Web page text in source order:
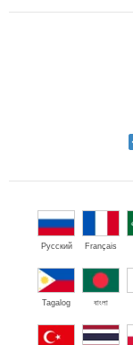
Français
Русский
বাংলা
Tagalog